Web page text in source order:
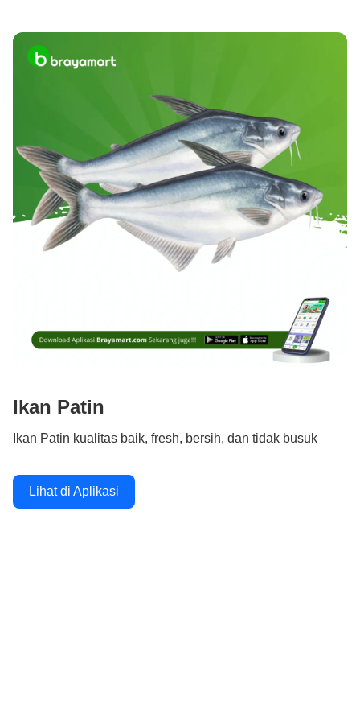
Ikan Patin
Ikan Patin kualitas baik, fresh, bersih, dan tidak busuk
Lihat di Aplikasi